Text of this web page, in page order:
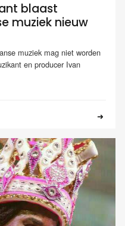
blaast
muziek nieuw
muziek mag niet worden
en producer Ivan